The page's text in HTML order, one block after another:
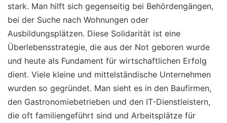
stark. Man hilft sich gegenseitig bei Behördengängen,
bei der Suche nach Wohnungen oder
Ausbildungsplätzen. Diese Solidarität ist eine
Überlebensstrategie, die aus der Not geboren wurde
und heute als Fundament für wirtschaftlichen Erfolg
dient. Viele kleine und mittelständische Unternehmen
wurden so gegründet. Man sieht es in den Baufirmen,
den Gastronomiebetrieben und den IT-Dienstleistern,
die oft familiengeführt sind und Arbeitsplätze für